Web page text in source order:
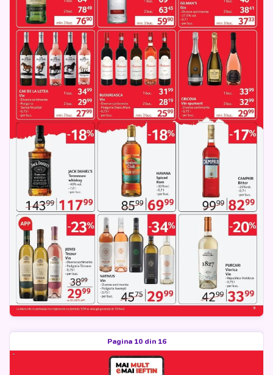
Pagina 10 din 16